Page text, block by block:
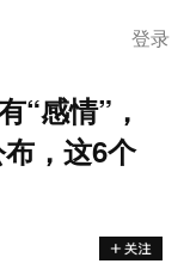
登录
“感情”，
，这6个